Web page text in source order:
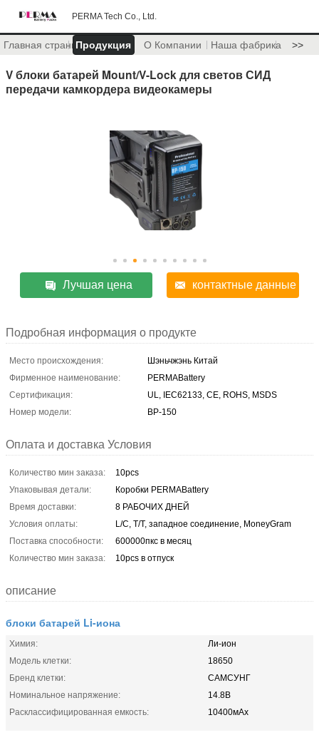
PERMA Tech Co., Ltd.
Главная страницаПродукция О Компании Наша фабрика >>
V блоки батарей Mount/V-Lock для светов СИД
передачи камкордера видеокамеры
Лучшая цена контактные данные
Подробная информация о продукте
Место происхождения:
Шэньчжэнь Китай
Фирменное наименование:
PERMABattery
Сертификация:
UL, IEC62133, CE, ROHS, MSDS
Номер модели:
BP-150
Оплата и доставка Условия
Количество мин заказа:
10pcs
Упаковывая детали:
Коробки PERMABattery
Время доставки:
8 РАБОЧИХ ДНЕЙ
Условия оплаты:
L/C, T/T, западное соединение, MoneyGram
Поставка способности:
600000пкс в месяц
Количество мин заказа:
10pcs в отпуск
описание
блоки батарей Li-иона
Химия:
Ли-ион
Модель клетки:
18650
Бренд клетки:
САМСУНГ
Номинальное напряжение:
14.8В
Расклассифицированная емкость:
10400мАх